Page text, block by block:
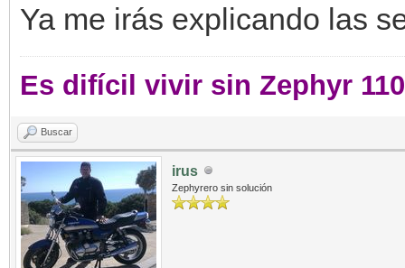
Ya me irás explicando las
Es difícil vivir sin Zephyr
Buscar
irus
Zephyrero sin solución